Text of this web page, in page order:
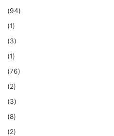
(94)
(1)
(3)
(1)
(76)
(2)
(3)
(8)
(2)